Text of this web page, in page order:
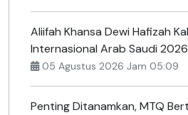
Aliifah Khansa Dewi Hafizah
Internasional Arab Saudi 2026
05 Agustus 2026 Jam 05:09
Penting Ditanamkan, MTQ